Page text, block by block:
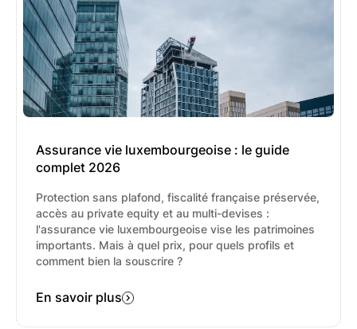
De plus, l'apport du conseil doit être amélioré
grâce à la perception de commissions de la
part de ses partenaires, changeant ainsi de
manière significative la relation client. Pour les
Conseillers en Gestion de Patrimoine
Indépendants (CGPI), la perception de
soient redistribuées au client.
Assurance vie luxembourgeoise : le guide
complet 2026
Protection sans plafond, fiscalité française préservée,
accès au private equity et au multi-devises :
l'assurance vie luxembourgeoise vise les patrimoines
importants. Mais à quel prix, pour quels profils et
comment bien la souscrire ?
En savoir plus